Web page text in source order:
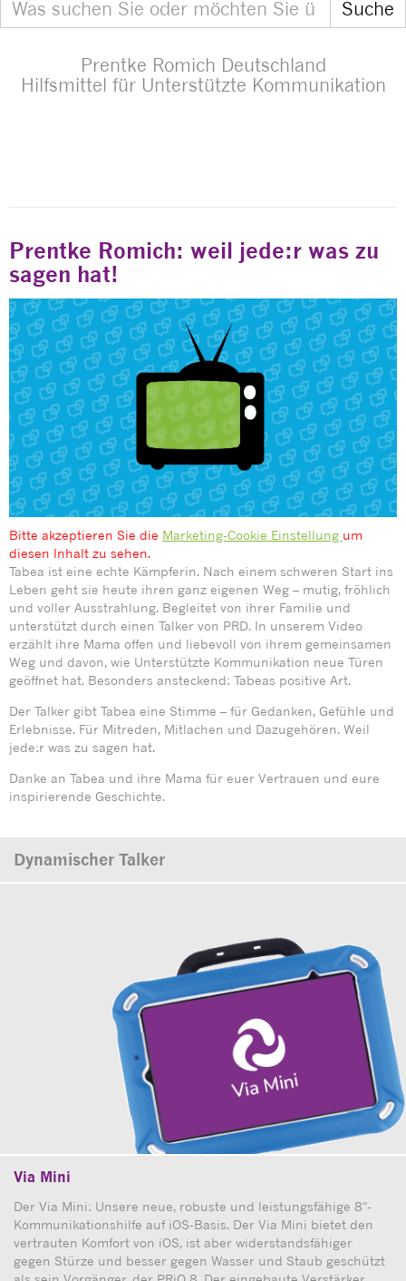
Prentke Romich Deutschland
Hilfsmittel für Unterstützte Kommunikation
Prentke Romich: weil jede:r was zu
sagen hat!
Bitte akzeptieren Sie die Marketing-Cookie Einstellung um
diesen Inhalt zu sehen.
Tabea ist eine echte Kämpferin. Nach einem schweren Start ins
Leben geht sie heute ihren ganz eigenen Weg – mutig, fröhlich
und voller Ausstrahlung. Begleitet von ihrer Familie und
unterstützt durch einen Talker von PRD. In unserem Video
erzählt ihre Mama offen und liebevoll von ihrem gemeinsamen
Weg und davon, wie Unterstützte Kommunikation neue Türen
geöffnet hat. Besonders ansteckend: Tabeas positive Art.
Der Talker gibt Tabea eine Stimme – für Gedanken, Gefühle und
Erlebnisse. Für Mitreden, Mitlachen und Dazugehören. Weil
jede:r was zu sagen hat.
Danke an Tabea und ihre Mama für euer Vertrauen und eure
inspirierende Geschichte.
Dynamischer Talker
Via Mini
Der Via Mini: Unsere neue, robuste und leistungsfähige 8"-
Kommunikationshilfe auf iOS-Basis. Der Via Mini bietet den
vertrauten Komfort von iOS, ist aber widerstandsfähiger
gegen Stürze und besser gegen Wasser und Staub geschützt